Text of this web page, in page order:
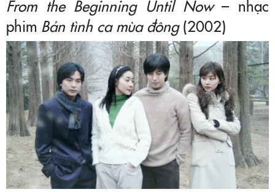
From the Beginning Until Now– nhạc
phim Bản tình ca mùa đông(2002)